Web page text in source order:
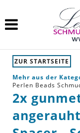
ZUR STARTSEITE
Mehr aus der
Perlen Beads
2x